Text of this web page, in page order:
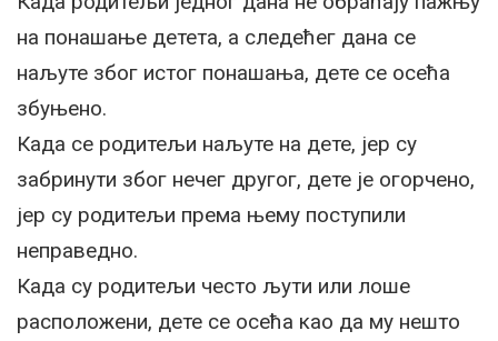
на понашање детета, а следећег дана се
наљуте због истог понашања, дете се осећа
збуњено.
Када се родитељи наљуте на дете, јер су
забринути због нечег другог, дете је огорчено,
јер су родитељи према њему поступили
неправедно.
Када су родитељи често љути или лоше
расположени, дете се осећа као да му нешто